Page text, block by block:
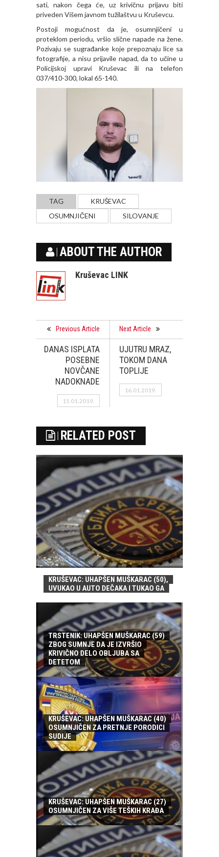
sati, nakon čega će, uz krivičnu prijavu biti
priveden Višem javnom tužilaštvu u Kruševcu.
Postoji mogućnost da je, osumnjičeni u
proteklom periodu, vršio slične napade na žene.
Pozivaju se sugrađanke koje prepoznaju lice sa
fotografije, a nisu prijavile napad, da to učine u
Policijskoj upravi Kruševac ili na telefon
037/410-300, lokal 65-140.
TAG
KRUŠEVAC
OSUMNJIČENI
SILOVANJE
ABOUT THE AUTHOR
Kruševac LINK
Previous Article
DANAS ISPLATA
POSEBNE
NOVČANE
NADOKNADE
15.01.2019.
Next Article
UJUTRU MRAZ,
TOKOM DANA
TOPLIJE
16.01.2019.
RELATED POST
KRUŠEVAC: UHAPŠEN MUŠKARAC (50),
UVUKAO U AUTO DEČAKA I TUKAO GA
TRSTENIK: UHAPŠEN MUŠKARAC (59)
ZBOG SUMNJE DA JE IZVRŠIO
KRIVIČNO DELO OBLJUBA SA
DETETOM
KRUŠEVAC: UHAPŠEN MUŠKARAC (40)
OSUMNJIČEN ZA PRETNJE PORODICI
SUDIJE
KRUŠEVAC: UHAPŠEN MUŠKARAC (27)
OSUMNJIČEN ZA VIŠE TEŠKIH KRAĐA